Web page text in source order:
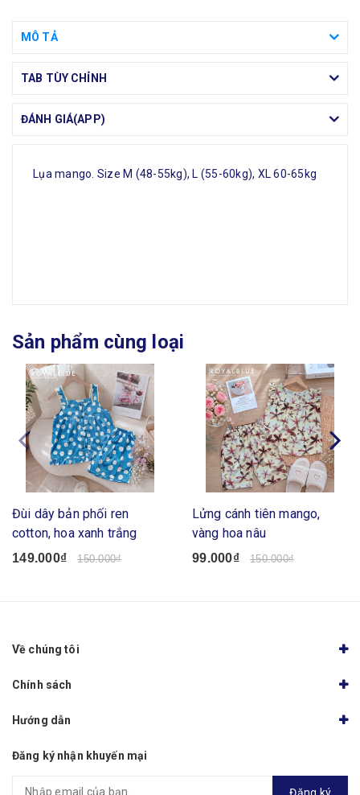
MÔ TẢ
TAB TÙY CHỈNH
ĐÁNH GIÁ(APP)
Lụa mango. Size M (48-55kg), L (55-60kg), XL 60-65kg
Sản phẩm cùng loại
Đùi dây bản phối ren
cotton, hoa xanh trắng
149.000₫ 150.000₫
Lửng cánh tiên mango,
vàng hoa nâu
99.000₫ 150.000₫
Về chúng tôi
Chính sách
Hướng dẫn
Đăng ký nhận khuyến mại